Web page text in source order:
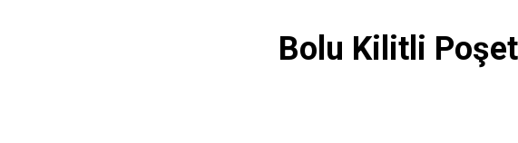
Bolu Kilitli